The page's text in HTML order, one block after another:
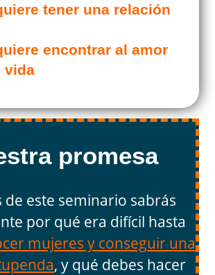
tener una relación
encontrar al amor
vida
promesa
de este seminario sabrás
por qué era difícil hasta
mujeres y conseguir una
, y qué debes hacer